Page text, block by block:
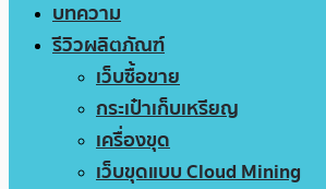
บทความ
รีวิวผลิตภัณฑ์
เว็บซื้อขาย
กระเป๋าเก็บเหรียญ
เครื่องขุด
เว็บขุดแบบ Cloud Mining